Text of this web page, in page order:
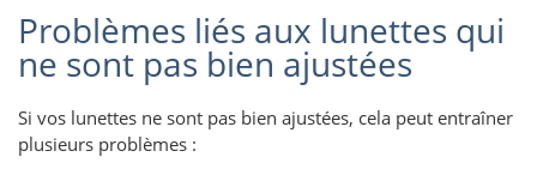
Problèmes liés aux lunettes qui
ne sont pas bien ajustées
Si vos lunettes ne sont pas bien ajustées, cela peut entraîner
plusieurs problèmes :